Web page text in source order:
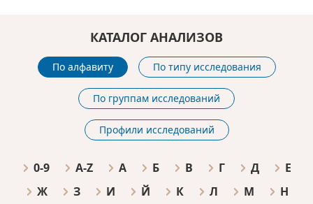
КАТАЛОГ АНАЛИЗОВ
По алфавиту По типу исследования
По группам исследований
Профили исследований
0-9 A-Z А Б В Г Д
Е
Ж
З И Й К Л М
Н